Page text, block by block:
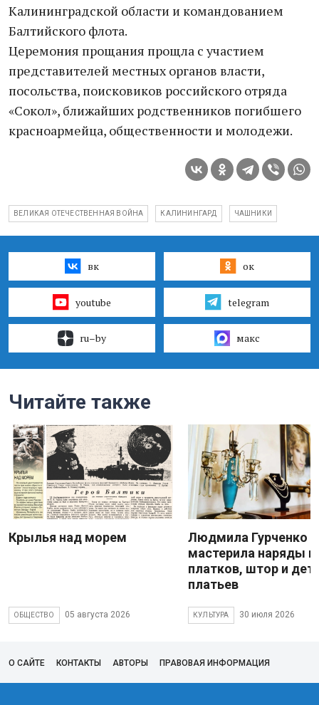
Калининградской области и командованием
Балтийского флота.
Церемония прощания прощла с участием
представителей местных органов власти,
посольства, поисковиков российского отряда
«Сокол», ближайших родственников погибшего
красноармейца, общественности и молодежи.
ВЕЛИКАЯ ОТЕЧЕСТВЕННАЯ ВОЙНА КАЛИНИНГАРД ЧАШНИКИ
вк ок
youtube telegram
ru–by макс
Читайте также
Крылья над морем
ОБЩЕСТВО 05 августа 2026
Людмила Гурченко
мастерила наряды
платков, штор и
платьев
КУЛЬТУРА 30 июля 2026
О САЙТЕ КОНТАКТЫ АВТОРЫ ПРАВОВАЯ ИНФОРМАЦИЯ